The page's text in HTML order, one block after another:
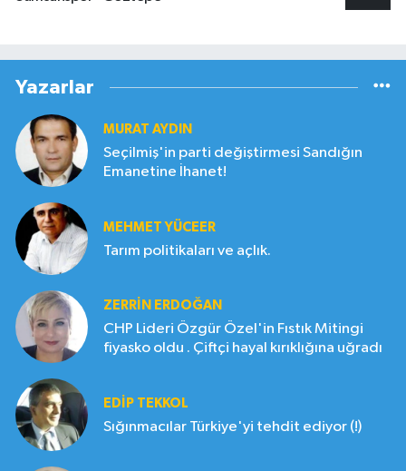
Yazarlar
MURAT AYDIN
Seçilmiş'in parti değiştirmesi Sandığın
Emanetine İhanet!
MEHMET YÜCEER
Tarım politikaları ve açlık.
ZERRIN ERDOĞAN
CHP Lideri Özgür Özel'in Fıstık Mitingi
fiyasko oldu . Çiftçi hayal kırıklığına uğradı
EDIP TEKKOL
Sığınmacılar Türkiye'yi tehdit ediyor (!)